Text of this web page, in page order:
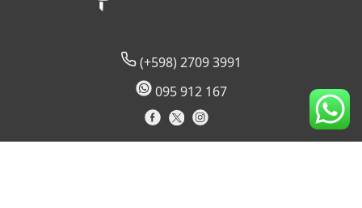
(+598) 2709 3991
095 912 167